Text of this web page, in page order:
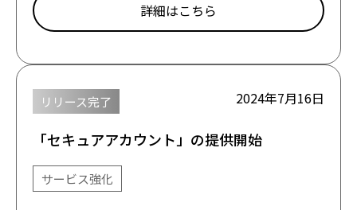
詳細はこちら
リリース完了 2024年7月16日
「セキュアアカウント」の提供開始
サービス強化